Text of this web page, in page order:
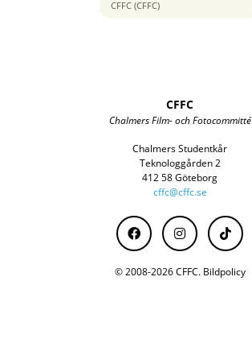
CFFC (CFFC)
47 mm
CFFC
Chalmers Film- och Fotocommitté
Chalmers Studentkår
Teknologgården 2
412 58 Göteborg
cffc@cffc.se
© 2008-2026 CFFC. Bildpolicy